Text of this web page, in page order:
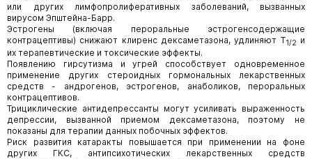
или других лимфопролиферативных заболеваний, вызванных
вирусом Эпштейна-Барр.
Эстрогены (включая пероральные эстрогенсодержащие
контрацептивы) снижают клиренс дексаметазона, удлиняют Т1/2 и
их терапевтические и токсические эффекты.
Появлению гирсутизма и угрей способствует одновременное
применение других стероидных гормональных лекарственных
средств - андрогенов, эстрогенов, анаболиков, пероральных
контрацептивов.
Трициклические антидепрессанты могут усиливать выраженность
депрессии, вызванной приемом дексаметазона, поэтому не
показаны для терапии данных побочных эффектов.
Риск развития катаракты повышается при применении на фоне
других ГКС, антипсихотических лекарственных средств